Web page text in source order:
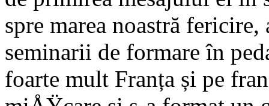
spre marea noastră
seminarii de formare în
foarte mult Franța și pe